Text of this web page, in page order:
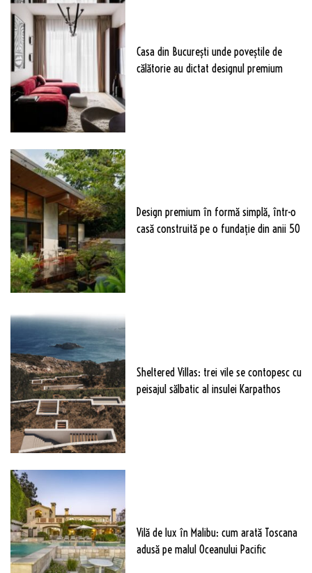
Casa din București unde poveștile de
călătorie au dictat designul premium
Design premium în formă simplă, într-o
casă construită pe o fundație din anii 50
Sheltered Villas: trei vile se contopesc cu
peisajul sălbatic al insulei Karpathos
Vilă de lux în Malibu: cum arată Toscana
adusă pe malul Oceanului Pacific